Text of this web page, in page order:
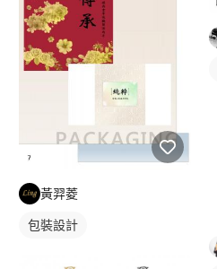
黃羿菱
包裝設計